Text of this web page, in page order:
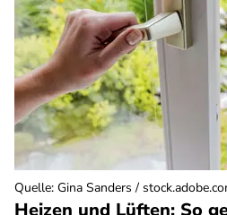
Heizen und Lüften: So
Quelle: Gina Sanders /